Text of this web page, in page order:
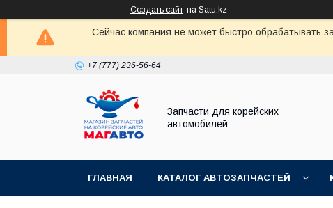
Создать сайт на Satu.kz
Сейчас компания не может быстро обрабатывать
+7 (777) 236-56-64
Запчасти для корейских
автомобилей
ГЛАВНАЯ КАТАЛОГ АВТОЗАПЧАСТЕЙ